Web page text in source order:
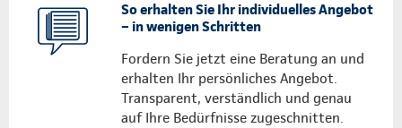
So erhalten Sie Ihr individuelles Angebot
– in wenigen Schritten
Fordern Sie jetzt eine Beratung an und
erhalten Ihr persönliches Angebot.
Transparent, verständlich und genau
auf Ihre Bedürfnisse zugeschnitten.